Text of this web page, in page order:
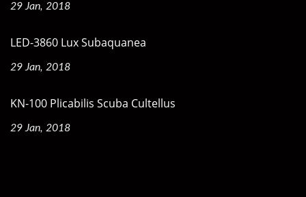
29 Jan, 2018
LED-3860 Lux Subaquanea
29 Jan, 2018
KN-100 Plicabilis Scuba Cultellus
29 Jan, 2018